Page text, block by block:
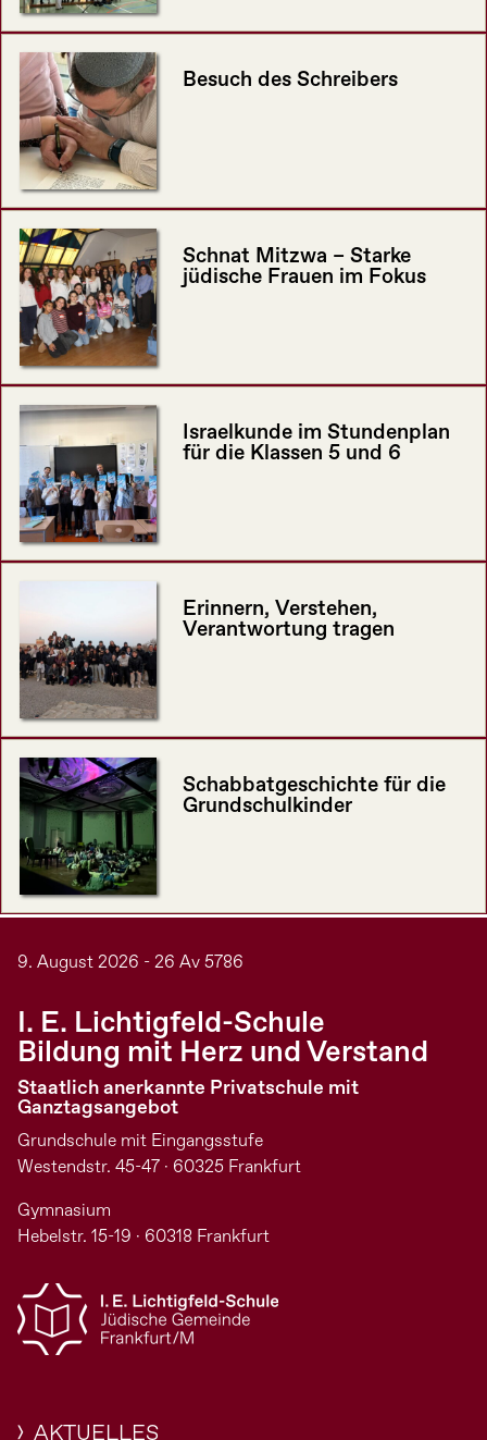
Besuch des Schreibers
Schnat Mitzwa – Starke
jüdische Frauen im Fokus
Israelkunde im Stundenplan
für die Klassen 5 und 6
Erinnern, Verstehen,
Verantwortung tragen
Schabbatgeschichte für die
Grundschulkinder
9. August 2026 - 26 Av 5786
I. E. Lichtigfeld-Schule
Bildung mit Herz und Verstand
Staatlich anerkannte Privatschule mit
Ganztagsangebot
Grundschule mit Eingangsstufe
Westendstr. 45-47 · 60325 Frankfurt
Gymnasium
Hebelstr. 15-19 · 60318 Frankfurt
AKTUELLES